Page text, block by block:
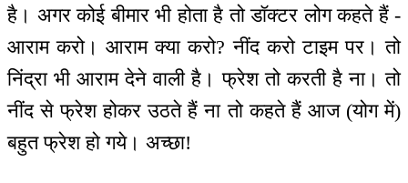
है। अगर कोई बीमार भी होता है तो डॉक्टर लोग कहते हैं -
आराम करो। आराम क्या करो? नींद करो टाइम पर। तो
निंद्रा भी आराम देने वाली है। फ्रेश तो करती है ना। तो
नींद से फ्रेश होकर उठते हैं ना तो कहते हैं आज (योग में)
बहुत फ्रेश हो गये। अच्छा!